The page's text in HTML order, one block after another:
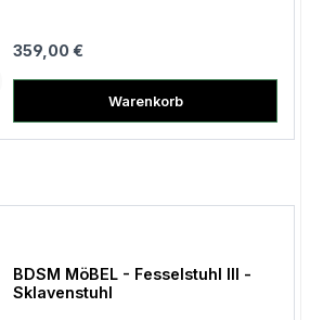
Regulärer Preis:
359,00 €
Warenkorb
BDSM MöBEL - Fesselstuhl III -
Sklavenstuhl